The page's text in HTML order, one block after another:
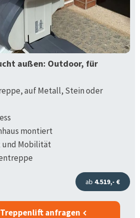
außen: Outdoor, für
auf Metall, Stein oder
montiert
und Mobilität
ab 4.519,- €
anfragen